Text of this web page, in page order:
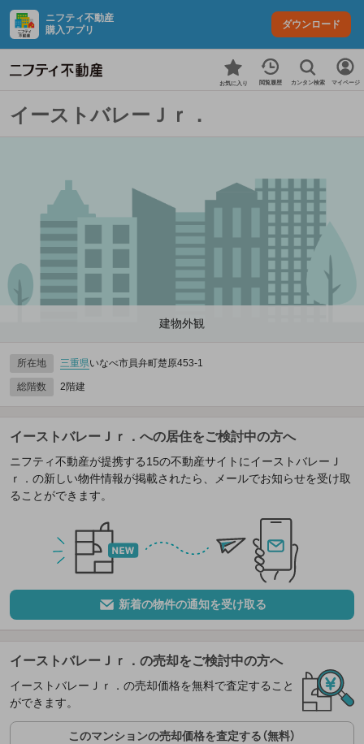
ニフティ不動産
購入アプリ
ダウンロード
お気に入り 閲覧履歴 カンタン検索 マイページ
イーストバレーＪｒ．
建物外観
所在地 三重県いなべ市員弁町楚原453‐1
総階数 2階建
イーストバレーＪｒ．への居住をご検討中の方へ
ニフティ不動産が提携する15の不動産サイトにイーストバレーＪ
ｒ．の新しい物件情報が掲載されたら、メールでお知らせを受け取
ることができます。
新着の物件の通知を受け取る
イーストバレーＪｒ．の売却をご検討中の方へ
イーストバレーＪｒ．の売却価格を無料で査定すること
ができます。
このマンションの売却価格を査定する（無料）